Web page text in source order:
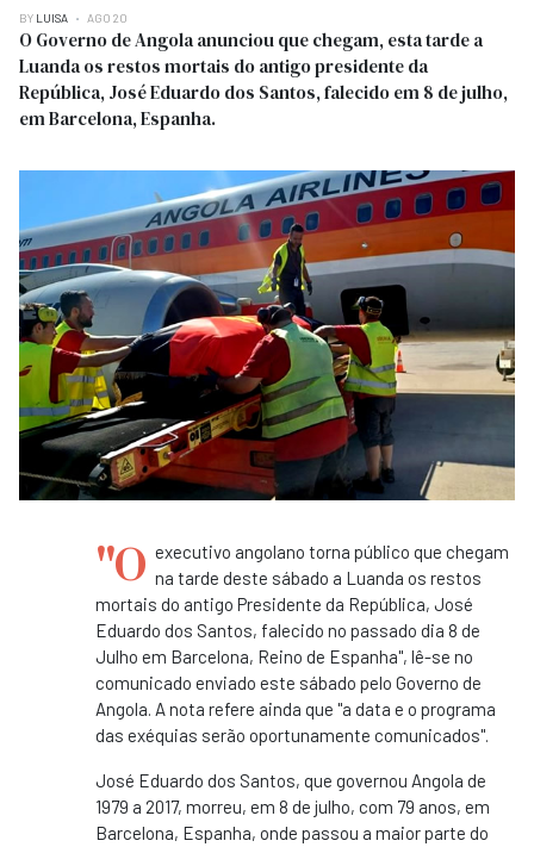
BY LUISA AGO 20
O Governo de Angola anunciou que chegam, esta tarde a
Luanda os restos mortais do antigo presidente da
República, José Eduardo dos Santos, falecido em 8 de julho,
em Barcelona, Espanha.
"O executivo angolano torna público que chegam
na tarde deste sábado a Luanda os restos
mortais do antigo Presidente da República, José
Eduardo dos Santos, falecido no passado dia 8 de
Julho em Barcelona, Reino de Espanha", lê-se no
comunicado enviado este sábado pelo Governo de
Angola. A nota refere ainda que "a data e o programa
das exéquias serão oportunamente comunicados".
José Eduardo dos Santos, que governou Angola de
1979 a 2017, morreu, em 8 de julho, com 79 anos, em
Barcelona, Espanha, onde passou a maior parte do